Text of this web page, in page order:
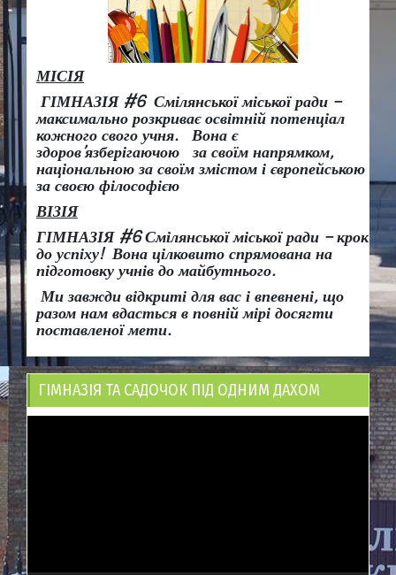
МІСІЯ
ГІМНАЗІЯ #6 Смілянської міської ради –
максимально розкриває освітній потенціал
кожного свого учня.
Вона є
здоров’язберігаючою за своїм напрямком,
національною за своїм змістом і європейською
за своєю філософією
ВІЗІЯ
ГІМНАЗІЯ #6 Смілянської міської ради – крок
до успіху! Вона цілковито спрямована на
підготовку учнів до майбутнього.
Ми завжди відкриті для вас і впевнені, що
разом нам вдасться в повній мірі досягти
поставленої мети.
ГІМНАЗІЯ ТА САДОЧОК ПІД ОДНИМ ДАХОМ